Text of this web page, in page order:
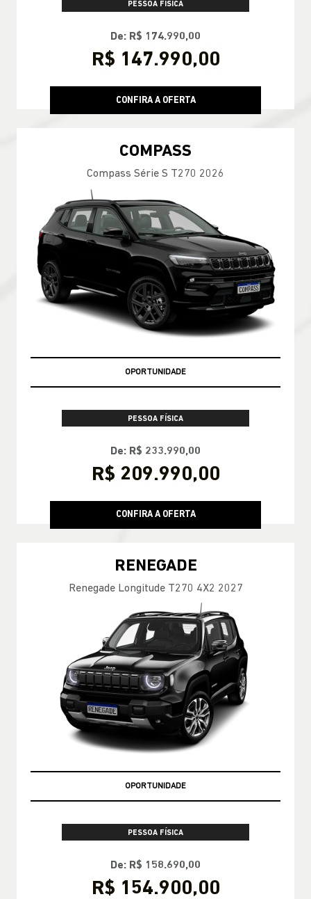
PESSOA FÍSICA
De: R$ 174.990,00
R$ 147.990,00
CONFIRA A OFERTA
COMPASS
Compass Série S T270 2026
OPORTUNIDADE
PESSOA FÍSICA
De: R$ 233.990,00
R$ 209.990,00
CONFIRA A OFERTA
RENEGADE
Renegade Longitude T270 4X2 2027
OPORTUNIDADE
PESSOA FÍSICA
De: R$ 158.690,00
R$ 154.900,00